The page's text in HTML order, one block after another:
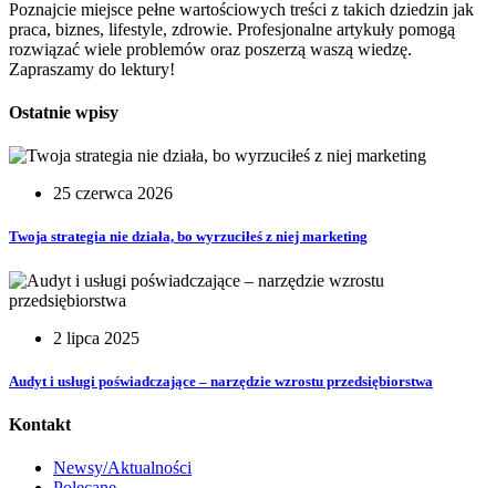
Poznajcie miejsce pełne wartościowych treści z takich dziedzin jak
praca, biznes, lifestyle, zdrowie. Profesjonalne artykuły pomogą
rozwiązać wiele problemów oraz poszerzą waszą wiedzę.
Zapraszamy do lektury!
Ostatnie wpisy
25 czerwca 2026
Twoja strategia nie działa, bo wyrzuciłeś z niej marketing
2 lipca 2025
Audyt i usługi poświadczające – narzędzie wzrostu przedsiębiorstwa
Kontakt
Newsy/Aktualności